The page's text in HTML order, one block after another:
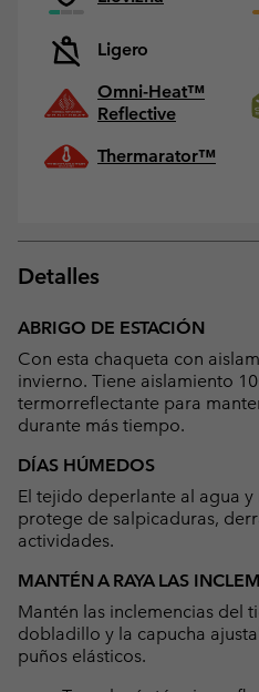
Ligero
Omni-Heat™
Reflective
Thermarator™
Detalles
ABRIGO DE ESTACIÓN
Con esta chaqueta con
invierno. Tiene aislamiento
termorreflectante para
durante más tiempo.
DÍAS HÚMEDOS
El tejido deperlante al agua y
protege de salpicaduras,
actividades.
MANTÉN A RAYA LAS
Mantén las inclemencias del
dobladillo y la capucha
puños elásticos.